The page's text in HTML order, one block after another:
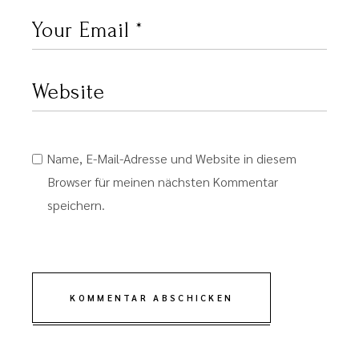
Name, E-Mail-Adresse und Website in diesem
Browser für meinen nächsten Kommentar
speichern.
KOMMENTAR ABSCHICKEN